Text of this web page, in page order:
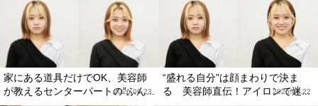
家にある道具だけでOK、美容師
が教えるセンターパートの”ふん...
2026.06.23
“盛れる自分”は顔まわりで決ま
る 美容師直伝！アイロンで迷...
2026.06.22